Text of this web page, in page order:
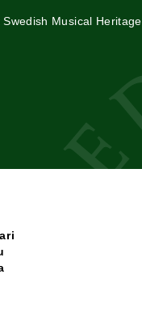
Swedish Musical Heritage